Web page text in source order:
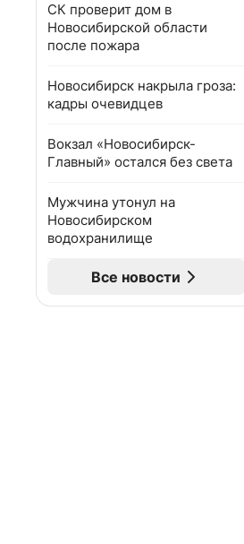
СК проверит дом в
Новосибирской области
после пожара
Новосибирск накрыла гроза:
кадры очевидцев
Вокзал «Новосибирск-
Главный» остался без света
Мужчина утонул на
Новосибирском
водохранилище
Все новости